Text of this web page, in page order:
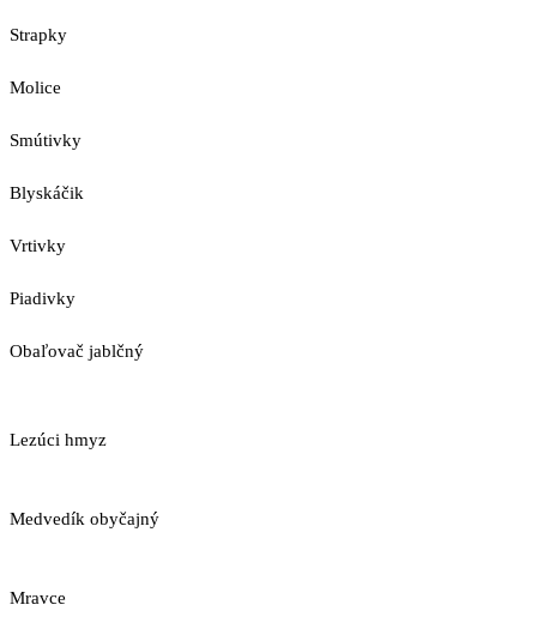
Strapky
Molice
Smútivky
Blyskáčik
Vrtivky
Piadivky
Obaľovač jablčný
Lezúci hmyz
Medvedík obyčajný
Mravce